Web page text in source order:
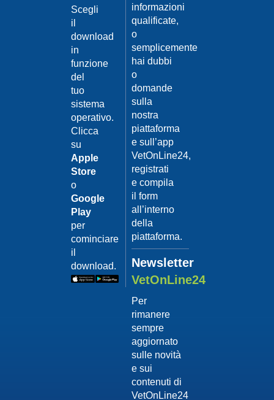
Scegli
il
download
in
funzione
del
tuo
sistema
operativo.
Clicca
su
Apple
Store
o
Google
Play
per
cominciare
il
download.
informazioni
qualificate,
o
semplicemente
hai dubbi
o
domande
sulla
nostra
piattaforma
e sull’app
VetOnLine24,
registrati
e compila
il form
all’interno
della
piattaforma.
Newsletter
VetOnLine24
Per
rimanere
sempre
aggiornato
sulle novità
e sui
contenuti di
VetOnLine24